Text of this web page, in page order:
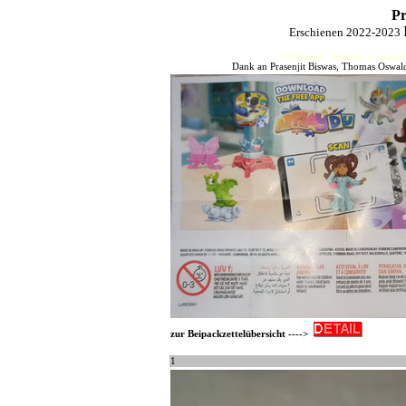
Erschienen 2022-2023
HJFHenze - Helmut´s
Dank an Prasenjit Biswas, Thomas
zur Beipackzettelübersicht ---->
1